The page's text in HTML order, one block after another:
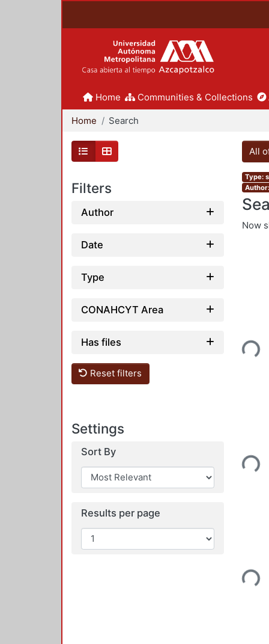
Home Communities & Collections
Home Search
Filters
Author
Date
Type
CONAHCYT Area
Has files
Reset filters
Settings
Sort By
Results per page
All
Type:
Now